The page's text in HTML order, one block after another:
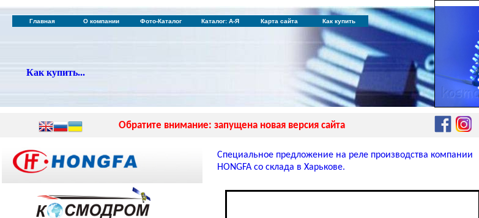
Главная О компании Фото-Каталог Каталог: А-Я Карта сайта Как купить
Как купить...
Обратите внимание: запущена новая версия сайта
Специальное предложение на реле производства компании
HONGFA со склада в Харькове.